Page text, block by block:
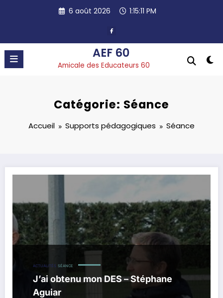
6 août 2026 1:15:12 PM
AEF 60
Amicale des Educateurs 60
Catégorie: Séance
Accueil Supports pédagogiques Séance
ACTUALITÉS SÉANCE
J’ai obtenu mon DES – Stéphane
Aguiar